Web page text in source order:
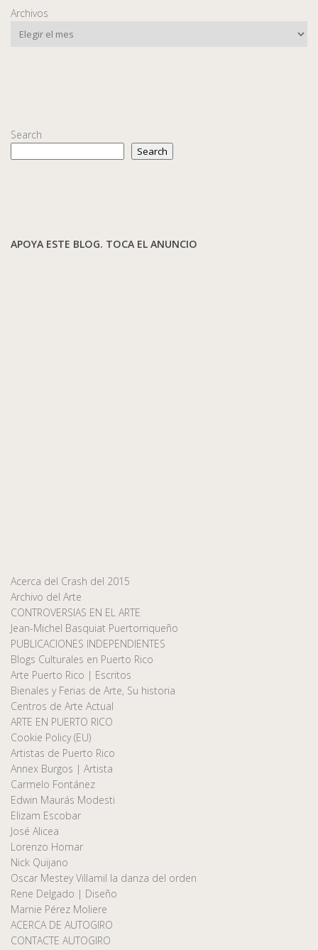
Archivos
Search
Search
APOYA ESTE BLOG. TOCA EL ANUNCIO
Acerca del Crash del 2015
Archivo del Arte
CONTROVERSIAS EN EL ARTE
Jean-Michel Basquiat Puertorriqueño
PUBLICACIONES INDEPENDIENTES
Blogs Culturales en Puerto Rico
Arte Puerto Rico | Escritos
Bienales y Ferias de Arte, Su historia
Centros de Arte Actual
ARTE EN PUERTO RICO
Cookie Policy (EU)
Artistas de Puerto Rico
Annex Burgos | Artista
Carmelo Fontánez
Edwin Maurás Modesti
Elizam Escobar
José Alicea
Lorenzo Homar
Nick Quijano
Oscar Mestey Villamil la danza del orden
Rene Delgado | Diseño
Marnie Pérez Moliere
ACERCA DE AUTOGIRO
CONTACTE AUTOGIRO